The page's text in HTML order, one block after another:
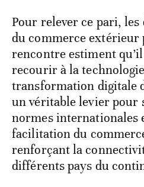
Pour relever ce pari,
du commerce extérieur
rencontre estiment
recourir à la
transformation digitale
un véritable levier pour
normes internationales
facilitation du
renforçant la
différents pays du